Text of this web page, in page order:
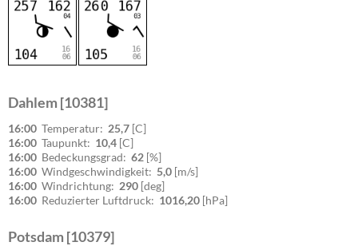
Dahlem [10381]
16:00 Temperatur: 25,7 [C]
16:00 Taupunkt: 10,4 [C]
16:00 Bedeckungsgrad: 62 [%]
16:00 Windgeschwindigkeit: 5,0 [m/s]
16:00 Windrichtung: 290 [deg]
16:00 Reduzierter Luftdruck: 1016,20 [hPa]
Potsdam [10379]